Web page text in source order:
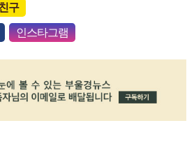
구
인스타그램